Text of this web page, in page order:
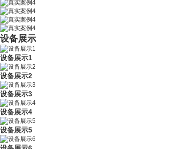
设备展示
设备展示1
设备展示2
设备展示3
设备展示4
设备展示5